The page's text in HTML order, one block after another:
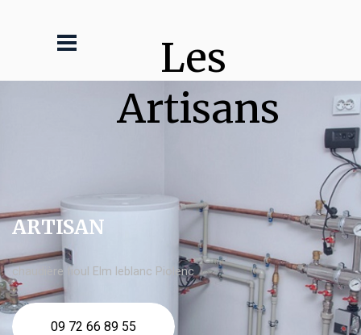
Les
Artisans
ARTISAN
chaudière fioul Elm leblanc Piolenc
09 72 66 89 55